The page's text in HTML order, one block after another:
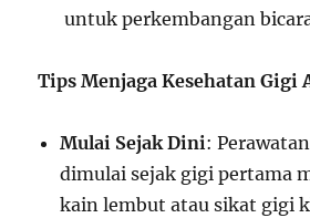
untuk perkembangan
Tips Menjaga Kesehatan Gigi
Mulai Sejak Dini:
dimulai sejak gigi pertama
kain lembut atau sikat gigi